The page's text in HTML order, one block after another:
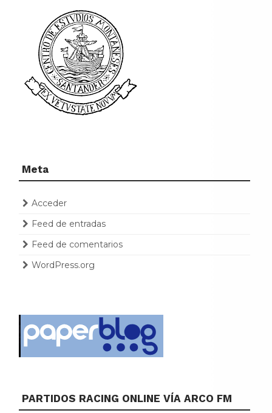
Meta
Acceder
Feed de entradas
Feed de comentarios
WordPress.org
PARTIDOS RACING ONLINE VÍA ARCO FM